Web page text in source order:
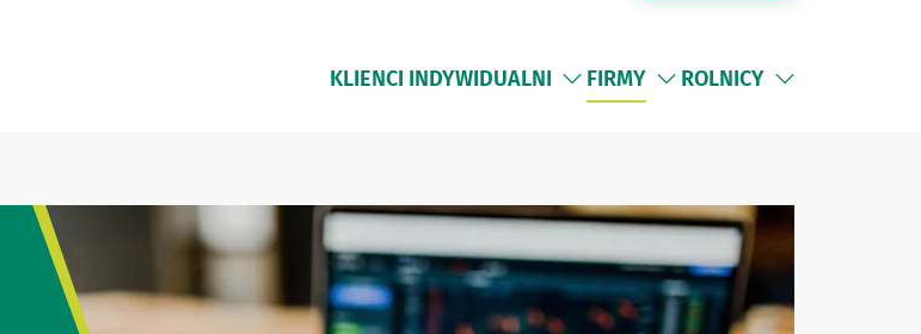
KLIENCI INDYWIDUALNI FIRMY ROLNICY